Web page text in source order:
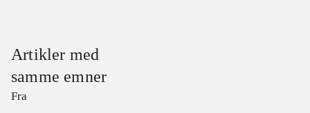
Artikler med
samme emner
Fra